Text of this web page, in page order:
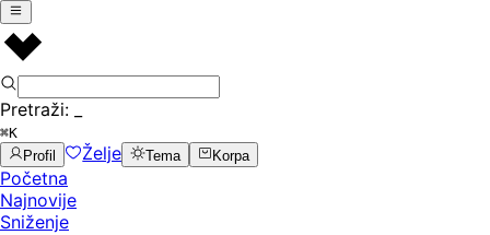
Pretraži:
⌘K
Profil
Želje Tema Korpa
Početna
Najnovije
Sniženje